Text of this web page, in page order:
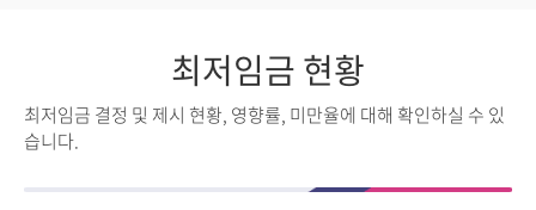
최저임금 현황
최저임금 결정 및 제시 현황, 영향률, 미만율에 대해 확인하실 수 있
습니다.